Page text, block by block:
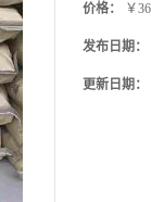
价格： ￥
发布日期：
更新日期：